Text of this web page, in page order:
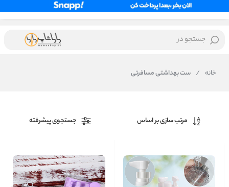
جستجو در
خانه / ست بهداشتی مسافرتی
مرتب سازی بر اساس جستجوی پیشرفته